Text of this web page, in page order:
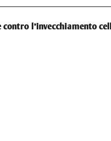
l’invecchiamento